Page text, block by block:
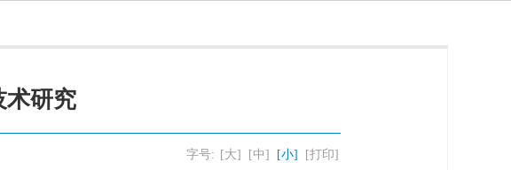
术研究
字号: [大] [中] [小] [打印]